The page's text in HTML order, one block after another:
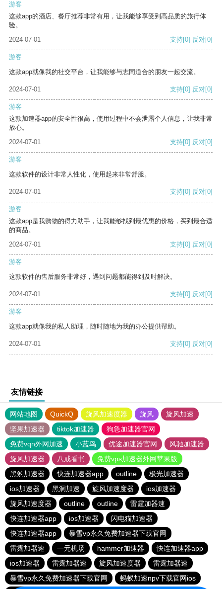
游客
这款app的酒店、餐厅推荐非常有用，让我能够享受到高品质的旅行体
验。
2024-07-01
支持[0] 反对[0]
游客
这款app就像我的社交平台，让我能够与志同道合的朋友一起交流。
2024-07-01 支持[0] 反对[0]
游客
这款加速器app的安全性很高，使用过程中不会泄露个人信息，让我非常
放心。
2024-07-01
支持[0] 反对[0]
游客
这款软件的设计非常人性化，使用起来非常舒服。
2024-07-01 支持[0] 反对[0]
游客
这款app是我购物的得力助手，让我能够找到最优惠的价格，买到最合适
的商品。
2024-07-01
支持[0] 反对[0]
游客
这款软件的售后服务非常好，遇到问题都能得到及时解决。
2024-07-01 支持[0] 反对[0]
游客
这款app就像我的私人助理，随时随地为我的办公提供帮助。
2024-07-01 支持[0] 反对[0]
友情链接
网站地图 QuickQ 旋风加速度器 旋风
旋风加速
坚果加速器
tiktok加速器
狗急加速器官网
免费vqn外网加速
小蓝鸟 优途加速器官网
风驰加速器
旋风加速器
八戒看书
免费vps加速器外网苹果版
黑豹加速器
快连加速器app outline
极光加速器
ios加速器
黑洞加速 旋风加速度器
ios加速器
旋风加速度器
outline outline
雷霆加器速
快连加速器app
ios加速器
闪电猫加速器
快连加速器app
暴雪vp永久免费加速器下载官网
雷霆加器速
一元机场 hammer加速器
快连加速器app
ios加速器
雷霆加器速 旋风加速度器
雷霆加器速
暴雪vp永久免费加速器下载官网
蚂蚁加速npv下载官网ios